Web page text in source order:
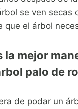
se ven secas
que el árbol
la mejor
palo de
de podar un